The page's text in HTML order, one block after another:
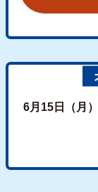
6月15日（月